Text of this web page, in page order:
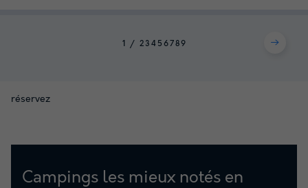
1 2 3 4 5 6789
réservez
Campings les mieux notés en